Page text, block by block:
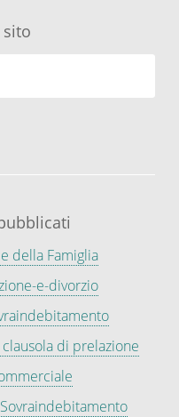
sito
della Famiglia
e-divorzio
di prelazione